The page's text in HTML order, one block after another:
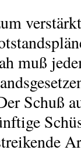
muß
Schuß